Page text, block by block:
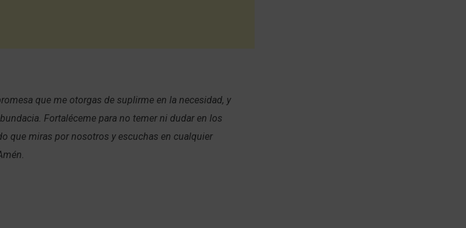
que me otorgas de suplirme en la necesidad, y
Fortaléceme para no temer ni dudar en los
que miras por nosotros y escuchas en cualquier